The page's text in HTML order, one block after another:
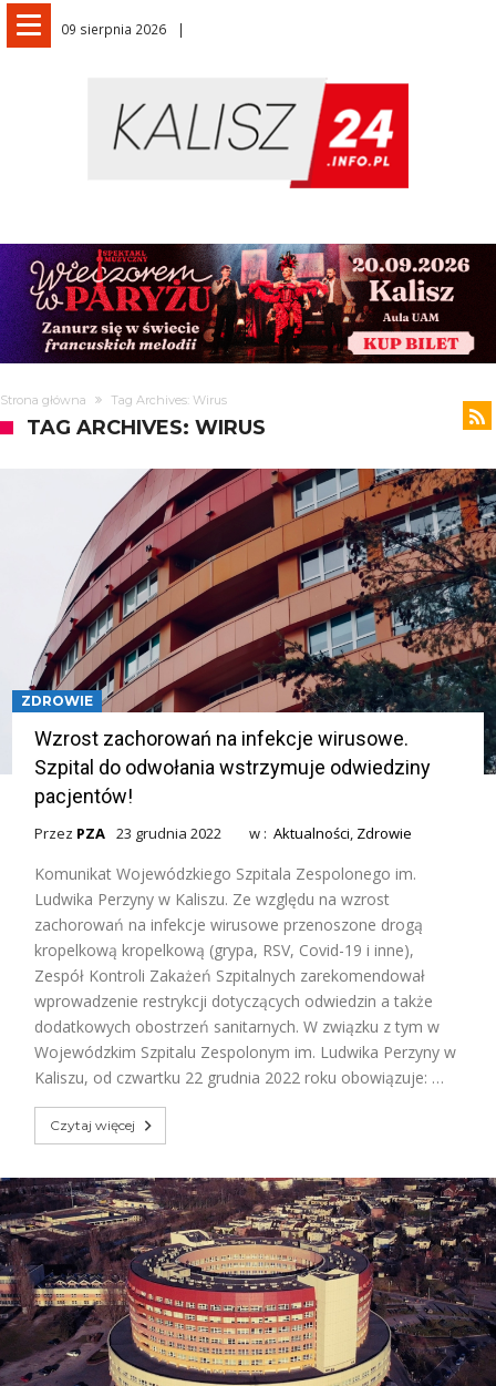
09 sierpnia 2026
Strona główna Tag Archives: Wirus
TAG ARCHIVES: WIRUS
ZDROWIE
Wzrost zachorowań na infekcje wirusowe.
Szpital do odwołania wstrzymuje odwiedziny
pacjentów!
Przez PZA 23 grudnia 2022 w :Aktualności, Zdrowie
Komunikat Wojewódzkiego Szpitala Zespolonego im.
Ludwika Perzyny w Kaliszu. Ze względu na wzrost
zachorowań na infekcje wirusowe przenoszone drogą
kropelkową kropelkową (grypa, RSV, Covid-19 i inne),
Zespół Kontroli Zakażeń Szpitalnych zarekomendował
wprowadzenie restrykcji dotyczących odwiedzin a także
dodatkowych obostrzeń sanitarnych. W związku z tym w
Wojewódzkim Szpitalu Zespolonym im. Ludwika Perzyny w
Kaliszu, od czwartku 22 grudnia 2022 roku obowiązuje: …
Czytaj więcej